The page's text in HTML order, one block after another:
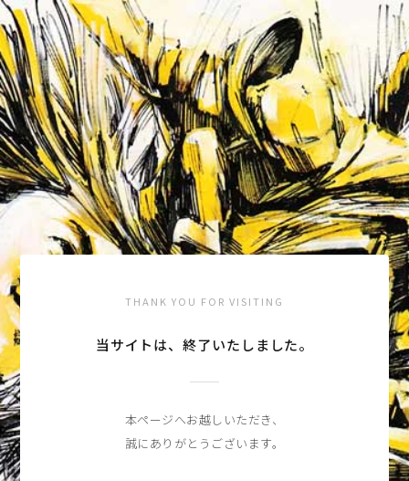
THANK YOU FOR VISITING
当サイトは、終了いたしました。
本ページへお越しいただき、
誠にありがとうございます。